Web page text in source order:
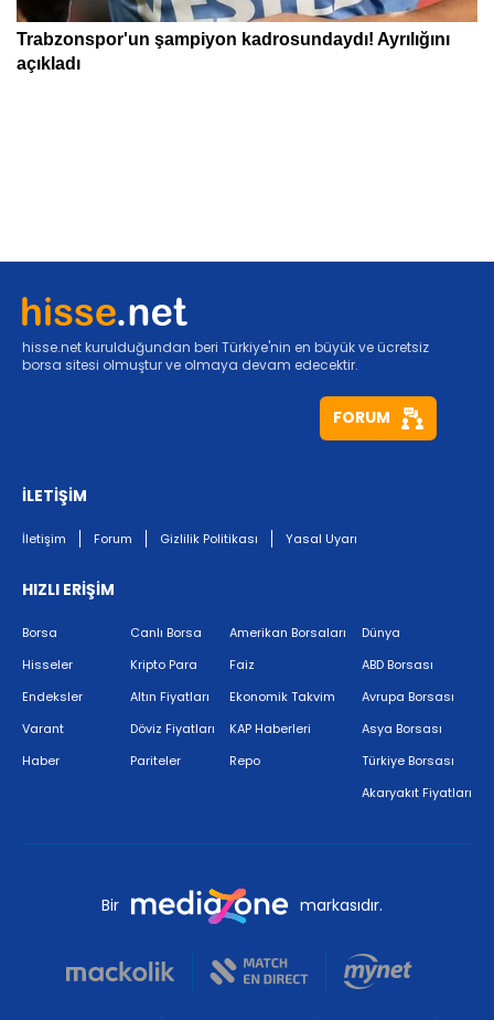
hisse.net kurulduğundan beri Türkiye'nin en büyük ve ücretsiz
borsa sitesi olmuştur ve olmaya devam edecektir.
FORUM
İLETİŞİM
İletişim Forum Gizlilik Politikası Yasal Uyarı
HIZLI ERİŞİM
Borsa
Hisseler
Endeksler
Varant
Haber
Canlı Borsa
Kripto Para
Altın Fiyatları
Döviz Fiyatları
Pariteler
Amerikan Borsaları
Faiz
Ekonomik Takvim
KAP Haberleri
Repo
Dünya
ABD Borsası
Avrupa Borsası
Asya Borsası
Türkiye Borsası
Akaryakıt Fiyatları
Bir markasıdır.